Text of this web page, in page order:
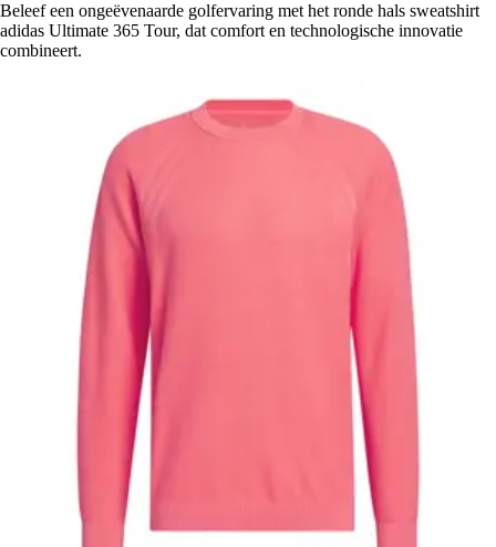
Beleef een ongeëvenaarde golfervaring met het ronde hals sweatshirt
adidas Ultimate 365 Tour, dat comfort en technologische innovatie
combineert.